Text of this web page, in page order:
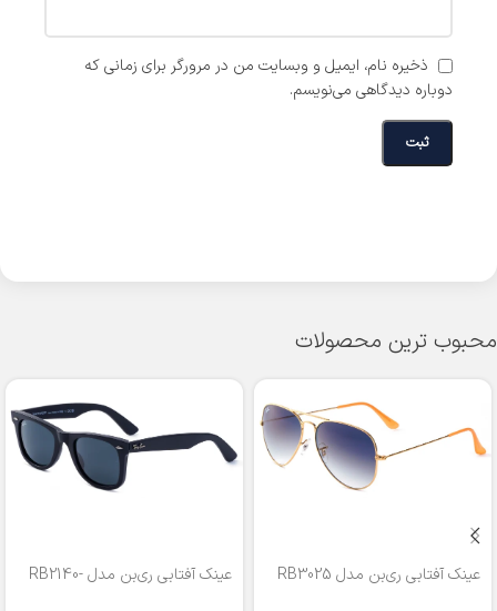
ذخیره نام، ایمیل و وبسایت من در مرورگر برای زمانی که
دوباره دیدگاهی می‌نویسم.
محبوب ترین محصولات
عینک آفتابی ری‌بن مدل RB3025
عینک آفتابی ری‌بن مدل RB2140-